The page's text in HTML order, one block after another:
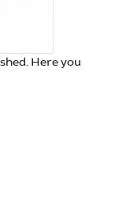
Here you